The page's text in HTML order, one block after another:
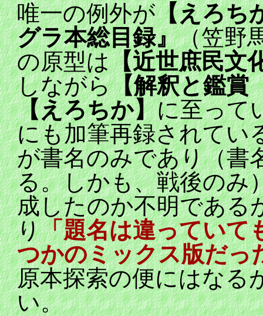
唯一の例外が【えろち
グラ本総目録』（笠野
の原型は【近世庶民文
しながら【解釈と鑑
【えろちか】に至って
にも加筆再録されてい
が書名のみであり（書
る。しかも、戦後のみ
成したのか不明である
り「題名は違っていて
つかのミックス版だっ
原本探索の便にはなる
い。